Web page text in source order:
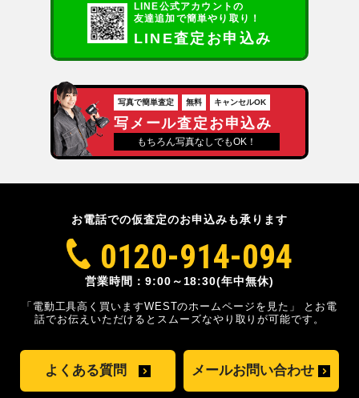
LINE公式アカウントの
友達追加で簡単やり取り！
LINE査定お申込み
写真で簡単査定 無料 キャンセルOK
写メール査定お申込み
もちろん写真なしでもOK！
お電話での仮査定のお申込みも承ります
0120-914-094
営業時間：9:00～18:30(年中無休)
「電動工具高く買いますWESTのホームページを見た」
とお電
話でお伝えいただけるとスムーズなやり取りが可能です。
よくある質問 メールお問い合わせ